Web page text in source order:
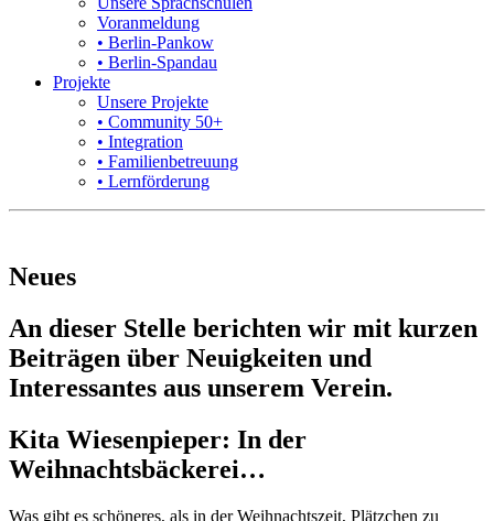
Voranmeldung
• Berlin-Pankow
• Berlin-Spandau
Projekte
Unsere Projekte
• Community 50+
• Integration
• Familienbetreuung
• Lernförderung
Neues
An dieser Stelle berichten wir mit kurzen
Beiträgen über Neuigkeiten und
Interessantes aus unserem Verein.
Kita Wiesenpieper: In der
Weihnachtsbäckerei…
Was gibt es schöneres, als in der Weihnachtszeit, Plätzchen zu